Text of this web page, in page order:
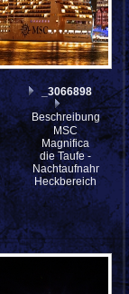
_3066898
Beschreibung:
MSC
Magnifica
die Taufe -
Nachtaufnahme
Heckbereich